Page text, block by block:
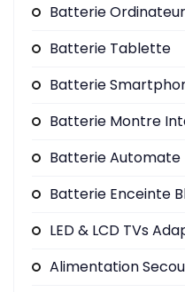
Batterie
Batterie Tablette
Batterie
Batterie Montre
Batterie Automate
Batterie Enceinte
LED & LCD TVs
Alimentation